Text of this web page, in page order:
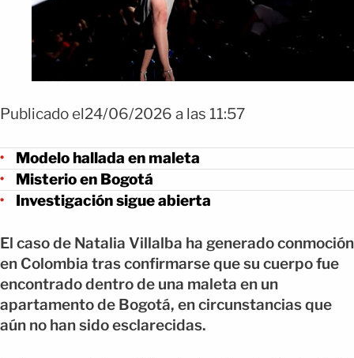
Publicado el24/06/2026 a las 11:57
Modelo hallada en maleta
Misterio en Bogotá
Investigación sigue abierta
El caso de Natalia Villalba ha generado conmoción
en Colombia tras confirmarse que su cuerpo fue
encontrado dentro de una maleta en un
apartamento de Bogotá, en circunstancias que
aún no han sido esclarecidas.